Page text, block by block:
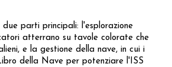
due parti principali: l'esplorazione
atterrano su tavole colorate che
e la gestione della nave, in cui i
della Nave per potenziare l'ISS